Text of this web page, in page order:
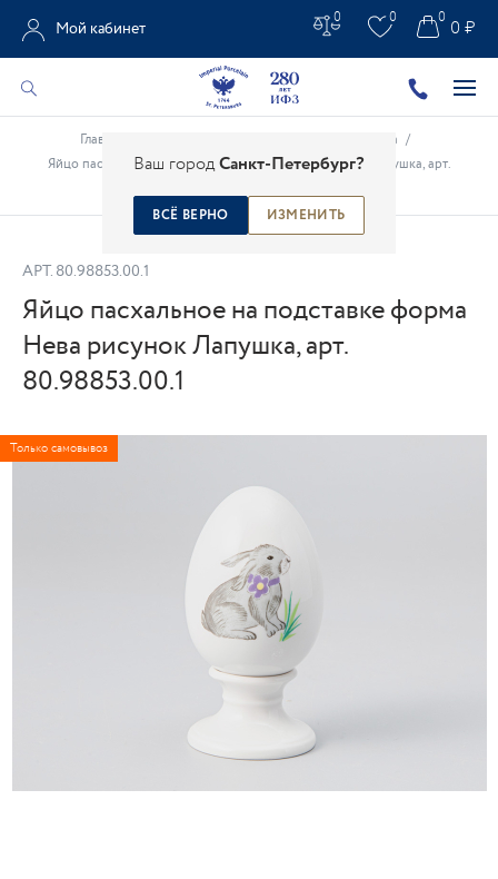
Ваш городСанкт-Петербург?
ВСЁ ВЕРНО ИЗМЕНИТЬ
Мой кабинет
0 0 0 ₽
0
Главная Пасха /
Яйцо пасхальное на подставке форма Нева рисунок Лапушка, арт.
АРТ. 80.98853.00.1
Яйцо пасхальное на подставке форма
Нева рисунок Лапушка, арт.
80.98853.00.1
Только самовывоз